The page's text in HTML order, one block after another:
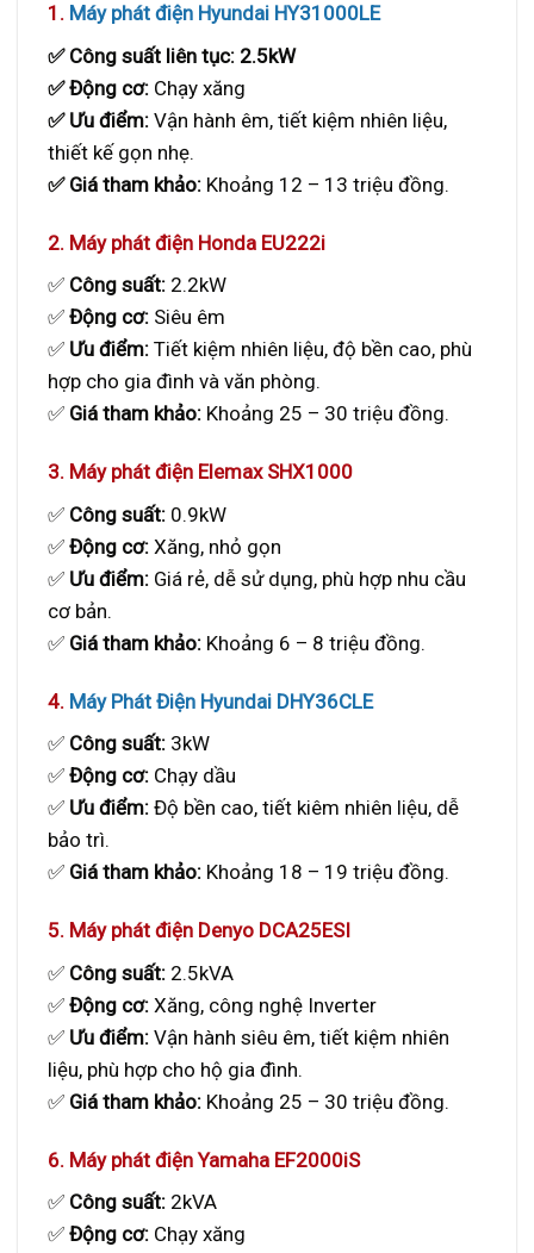
1. Máy phát điện Hyundai HY31000LE
✅ Công suất liên tục: 2.5kW
✅ Động cơ: Chạy xăng
✅ Ưu điểm: Vận hành êm, tiết kiệm nhiên liệu,
thiết kế gọn nhẹ.
✅ Giá tham khảo: Khoảng 12 – 13 triệu đồng.
2. Máy phát điện Honda EU222i
✅ Công suất: 2.2kW
✅Động cơ: Siêu êm
✅ Ưu điểm: Tiết kiệm nhiên liệu, độ bền cao, phù
hợp cho gia đình và văn phòng.
✅ Giá tham khảo: Khoảng 25 – 30 triệu đồng.
3. Máy phát điện Elemax SHX1000
✅ Công suất: 0.9kW
✅Động cơ: Xăng, nhỏ gọn
✅ Ưu điểm: Giá rẻ, dễ sử dụng, phù hợp nhu cầu
cơ bản.
✅ Giá tham khảo: Khoảng 6 – 8 triệu đồng.
4. Máy Phát Điện Hyundai DHY36CLE
✅ Công suất: 3kW
✅Động cơ: Chạy dầu
✅ Ưu điểm: Độ bền cao, tiết kiêm nhiên liệu, dễ
bảo trì.
✅ Giá tham khảo: Khoảng 18 – 19 triệu đồng.
5. Máy phát điện Denyo DCA25ESI
✅ Công suất: 2.5kVA
✅Động cơ: Xăng, công nghệ Inverter
✅ Ưu điểm: Vận hành siêu êm, tiết kiệm nhiên
liệu, phù hợp cho hộ gia đình.
✅ Giá tham khảo: Khoảng 25 – 30 triệu đồng.
6. Máy phát điện Yamaha EF2000iS
✅ Công suất: 2kVA
✅Động cơ: Chạy xăng